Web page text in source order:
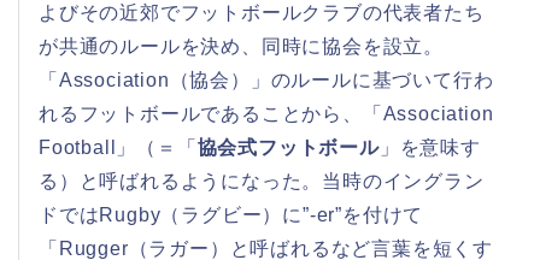
よびその近郊でフットボールクラブの代表者たち
が共通のルールを決め、同時に協会を設立。
「Association（協会）」のルールに基づいて行わ
れるフットボールであることから、「Association
Football」（＝「 協会式フットボール」を意味す
る）と呼ばれるようになった。当時のイングラン
ドではRugby（ラグビー）に”-er”を付けて
「Rugger（ラガー）と呼ばれるなど言葉を短くす